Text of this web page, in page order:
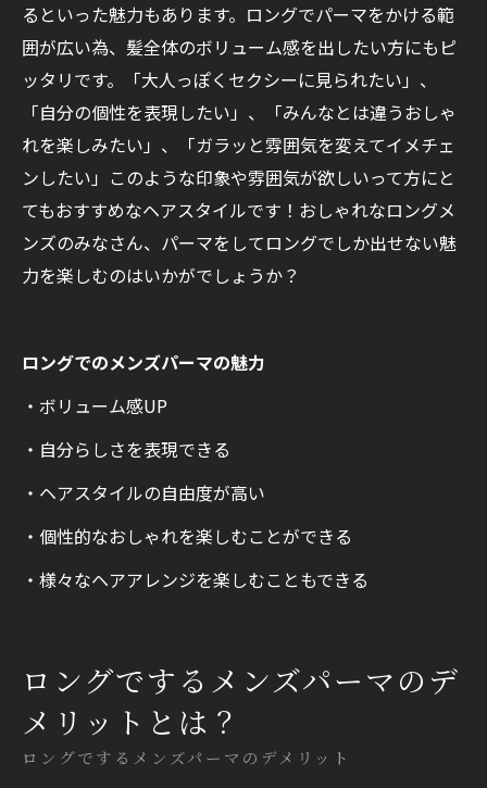
るといった魅力もあります。ロングでパーマをかける範
囲が広い為、髪全体のボリューム感を出したい方にもピ
ッタリです。「大人っぽくセクシーに見られたい」、
「自分の個性を表現したい」、「みんなとは違うおしゃ
れを楽しみたい」、「ガラッと雰囲気を変えてイメチェ
ンしたい」このような印象や雰囲気が欲しいって方にと
てもおすすめなヘアスタイルです！おしゃれなロングメ
ンズのみなさん、パーマをしてロングでしか出せない魅
力を楽しむのはいかがでしょうか？
ロングでのメンズパーマの魅力
・ボリューム感UP
・自分らしさを表現できる
・ヘアスタイルの自由度が高い
・個性的なおしゃれを楽しむことができる
・様々なヘアアレンジを楽しむこともできる
ロングでするメンズパーマのデメリット
ロングでするメンズパーマのデ
メリットとは？